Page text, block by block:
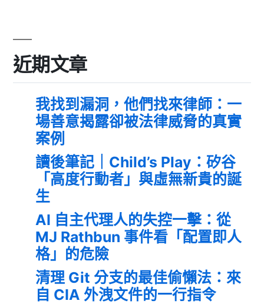
近期文章
我找到漏洞，他們找來律師：一
場善意揭露卻被法律威脅的真實
案例
讀後筆記｜Child’s Play：矽谷
「高度行動者」與虛無新貴的誕
生
AI 自主代理人的失控一擊：從
MJ Rathbun 事件看「配置即人
格」的危險
清理 Git 分支的最佳偷懶法：來
自 CIA 外洩文件的一行指令